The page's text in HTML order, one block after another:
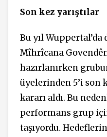
Son kez yarıştılar
Bu yıl Wuppertal’da
Mîhrîcana
hazırlanırken
üyelerinden 5’i son
kararı aldı. Bu
performans grup
taşıyordu.